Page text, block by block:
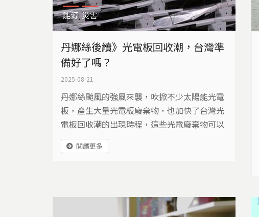
能源 災害
丹娜絲後續》光電板回收潮，台灣準
備好了嗎？
2025-08-21
丹娜絲颱風的強風來襲，吹掀不少太陽能光電
板，產生大量光電板廢棄物，也加快了台灣光
電板回收潮的出現時程，這些光電廢棄物可以
回收嗎？怎麼做呢？我們現有的回收量和技術
能有辦法解決嗎？
閱讀更多